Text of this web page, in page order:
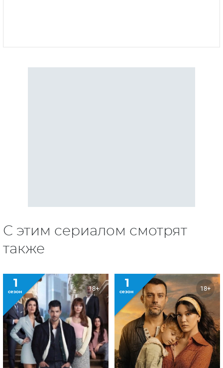
С этим сериалом смотрят
также
1
сезон 18+ 1
сезон 18+